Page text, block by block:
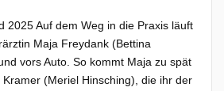
2025 Auf dem Weg in die Praxis läuft
Maja Freydank (Bettina
vors Auto. So kommt Maja zu spät
(Meriel Hinsching), die ihr der